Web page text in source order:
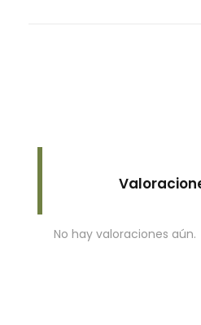
No hay valoraciones aún.